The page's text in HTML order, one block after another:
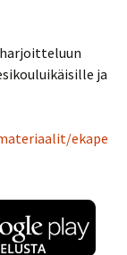
ja
ekape